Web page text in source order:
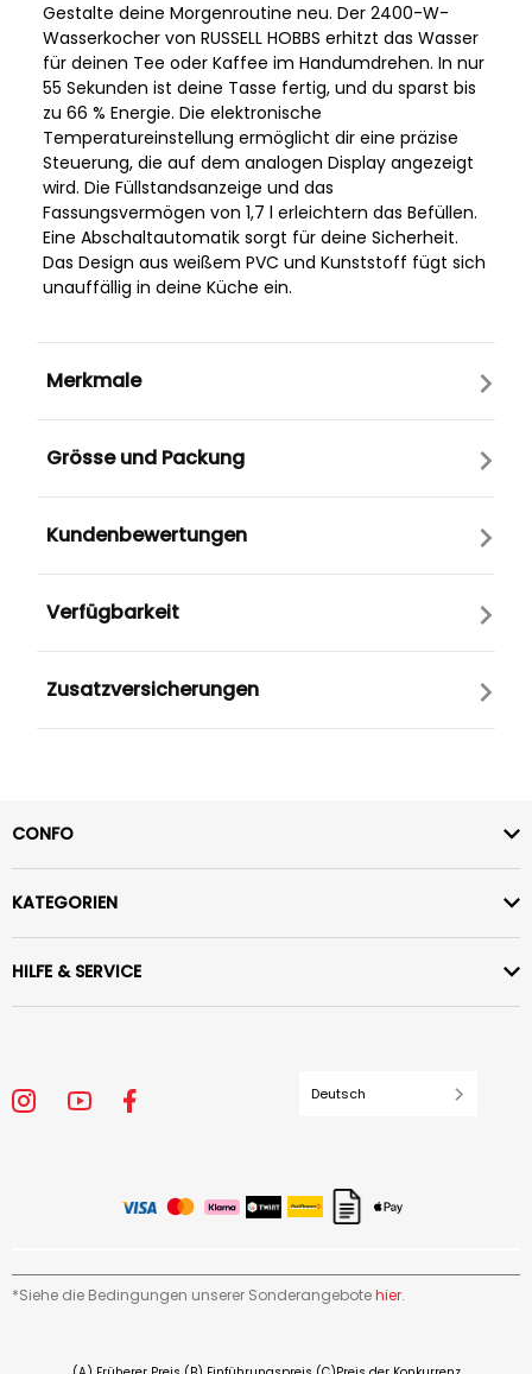
Gestalte deine Morgenroutine neu. Der 2400-W-
Wasserkocher von RUSSELL HOBBS erhitzt das Wasser
für deinen Tee oder Kaffee im Handumdrehen. In nur
55 Sekunden ist deine Tasse fertig, und du sparst bis
zu 66 % Energie. Die elektronische
Temperatureinstellung ermöglicht dir eine präzise
Steuerung, die auf dem analogen Display angezeigt
wird. Die Füllstandsanzeige und das
Fassungsvermögen von 1,7 l erleichtern das Befüllen.
Eine Abschaltautomatik sorgt für deine Sicherheit.
Das Design aus weißem PVC und Kunststoff fügt sich
unauffällig in deine Küche ein.
Merkmale
Grösse und Packung
Kundenbewertungen
Verfügbarkeit
Zusatzversicherungen
CONFO
KATEGORIEN
HILFE & SERVICE
Deutsch
*Siehe die Bedingungen unserer Sonderangebotehier.